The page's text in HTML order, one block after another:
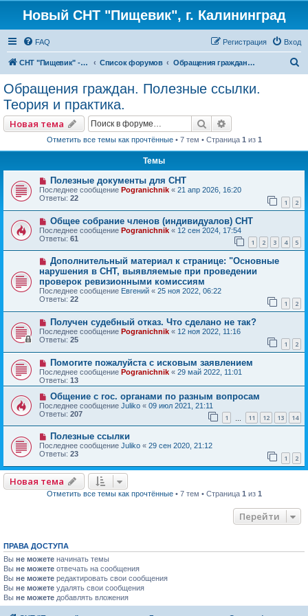
Новый СНТ "Пищевик", г. Калининград
FAQ Вход
Регистрация
СНТ "Пищевик" - возвращение на Главную страницу Список форумов Обращения граждан. Полезные ссылки. Теория и практика.
Обращения граждан. Полезные ссылки.
Теория и практика.
Новая тема Поиск
Отметить все темы как прочтённые• 7 тем • Страница 1 из 1
Темы
Полезные документы для СНТ
Последнее сообщение Pogranichnik « 21 апр 2026, 16:20
Ответы: 22 1 2
Общее собрание членов (индивидуалов) СНТ
Последнее сообщение Pogranichnik « 12 сен 2024, 17:54
Ответы: 61 1 2 3 4 5
Дополнительный материал к странице: "Основные
нарушения в СНТ, выявляемые при проведении
проверок ревизионными комиссиям
Последнее сообщение Евгений « 25 ноя 2022, 06:22
Ответы: 22 1 2
Получен судебный отказ. Что сделано не так?
Последнее сообщение Pogranichnik « 12 ноя 2022, 11:16
Ответы: 25 1 2
Помогите пожалуйста с исковым заявлением
Последнее сообщение Pogranichnik « 29 май 2022, 11:01
Ответы: 13
Общение с гос. органами по разным вопросам
Последнее сообщение Juliko « 09 июл 2021, 21:11
Ответы: 207 1 11 12 13 14
Полезные ссылки
Последнее сообщение Juliko « 29 сен 2020, 21:12
Ответы: 23 1 2
Новая тема
Отметить все темы как прочтённые• 7 тем • Страница 1 из 1
Перейти
ПРАВА ДОСТУПА
Вы не можете начинать темы
Вы не можете отвечать на сообщения
Вы не можете редактировать свои сообщения
Вы не можете удалять свои сообщения
Вы не можете добавлять вложения